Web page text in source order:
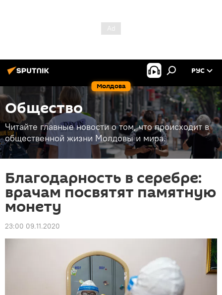
Молдова
РУС
Общество
Читайте главные новости о том, что происходит в
общественной жизни Молдовы и мира.
Благодарность в серебре:
врачам посвятят памятную
монету
23:00 09.11.2020